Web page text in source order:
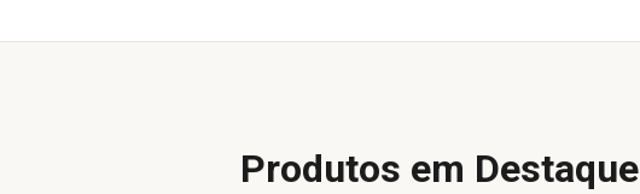
Produtos em Destaque